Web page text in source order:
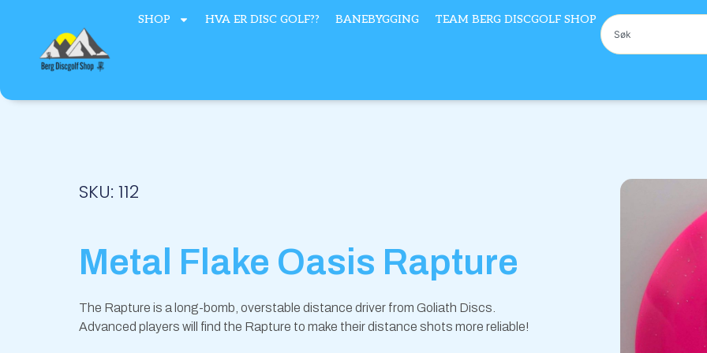
innholdet
SHOP HVA ER DISC GOLF?? BANEBYGGING TEAM BERG DISCGOLF SHOP Søk
SKU: 112
Metal Flake Oasis Rapture
The Rapture is a long-bomb, overstable distance driver from Goliath Discs.
Advanced players will find the Rapture to make their distance shots more reliable!